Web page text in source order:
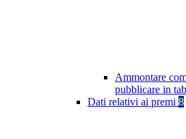
Ammontare
pubblicare in
Dati relativi ai premi 8